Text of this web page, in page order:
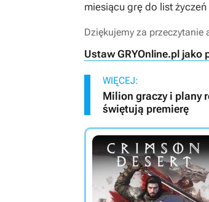
miesiącu grę do list
Dziękujemy za przeczytanie
Ustaw GRYOnline.pl jako
WIĘCEJ:
Milion graczy i plany
świętują premierę